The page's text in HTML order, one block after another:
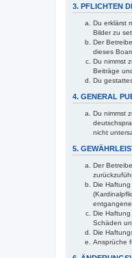
3. PFLICHTEN
Du erklärst
Bilder zu
Der
dieses
Du nimmst
Beiträge
Du
4. GENERAL
Du nimmst
nicht
5.
Der
Die
Die
Schäden
Die
Ansprüche